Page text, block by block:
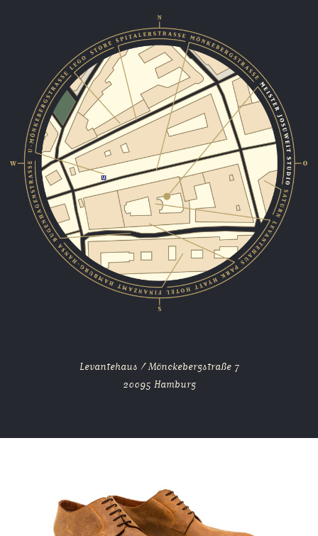
Levantehaus / Mönckebergstraße 7
20095 Hamburg